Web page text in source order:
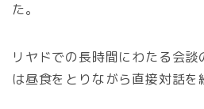
た。
リヤドでの長時間にわたる会
は昼食をとりながら直接対話を